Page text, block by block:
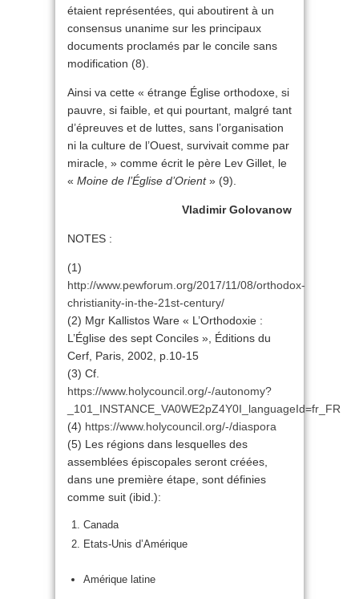
étaient représentées, qui aboutirent à un
consensus unanime sur les principaux
documents proclamés par le concile sans
modification (8).
Ainsi va cette « étrange Église orthodoxe, si
pauvre, si faible, et qui pourtant, malgré tant
d’épreuves et de luttes, sans l’organisation
ni la culture de l’Ouest, survivait comme par
miracle, » comme écrit le père Lev Gillet, le
« Moine de l’Église d’Orient» (9).
Vladimir Golovanow
NOTES :
(1)
http://www.pewforum.org/2017/11/08/orthodox-
christianity-in-the-21st-century/
(2) Mgr Kallistos Ware « L’Orthodoxie :
L’Église des sept Conciles », Éditions du
Cerf, Paris, 2002, p.10-15
(3) Cf.
https://www.holycouncil.org/-/autonomy?
_101_INSTANCE_VA0WE2pZ4Y0I_languageId=fr_FR
(4) https://www.holycouncil.org/-/diaspora
(5) Les régions dans lesquelles des
assemblées épiscopales seront créées,
dans une première étape, sont définies
comme suit (ibid.):
Canada
Etats-Unis d’Amérique
Amérique latine